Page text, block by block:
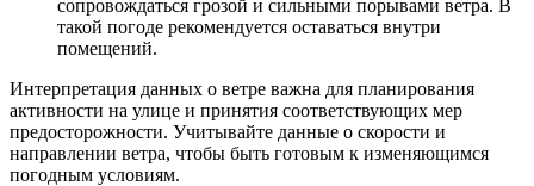
сопровождаться грозой и сильными порывами ветра. В
такой погоде рекомендуется оставаться внутри
помещений.
Интерпретация данных о ветре важна для планирования
активности на улице и принятия соответствующих мер
предосторожности. Учитывайте данные о скорости и
направлении ветра, чтобы быть готовым к изменяющимся
погодным условиям.